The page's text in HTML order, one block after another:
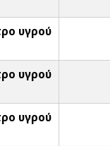
υγρού
υγρού
υγρού